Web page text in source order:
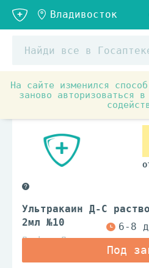
На сайте изменился
заново авторизоваться
Аптечные товары Прочее
Ультракаин Д-С
2мл №10
Делфарм Дижон